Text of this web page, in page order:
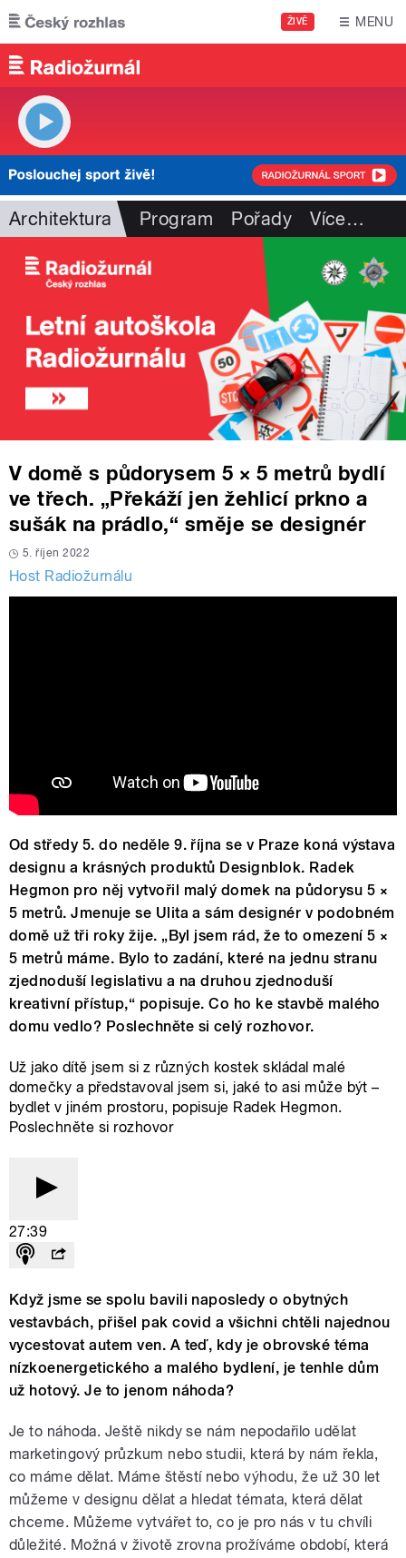
Přejít k hlavnímu obsahu
ŽIVĚ MENU
Architektura Program Pořady Více…
V domě s půdorysem 5 × 5 metrů bydlí
ve třech. „Překáží jen žehlicí prkno a
sušák na prádlo,“ směje se designér
5. říjen 2022
Host Radiožurnálu
Od středy 5. do neděle 9. října se v Praze koná výstava
designu a krásných produktů Designblok. Radek
Hegmon pro něj vytvořil malý domek na půdorysu 5 ×
5 metrů. Jmenuje se Ulita a sám designér v podobném
domě už tři roky žije. „Byl jsem rád, že to omezení 5 ×
5 metrů máme. Bylo to zadání, které na jednu stranu
zjednoduší legislativu a na druhou zjednoduší
kreativní přístup,“ popisuje. Co ho ke stavbě malého
domu vedlo? Poslechněte si celý rozhovor.
Už jako dítě jsem si z různých kostek skládal malé
domečky a představoval jsem si, jaké to asi může být –
bydlet v jiném prostoru, popisuje Radek Hegmon.
Poslechněte si rozhovor
27:39
Když jsme se spolu bavili naposledy o obytných
vestavbách, přišel pak covid a všichni chtěli najednou
vycestovat autem ven. A teď, kdy je obrovské téma
nízkoenergetického a malého bydlení, je tenhle dům
už hotový. Je to jenom náhoda?
Je to náhoda. Ještě nikdy se nám nepodařilo udělat
marketingový průzkum nebo studii, která by nám řekla,
co máme dělat. Máme štěstí nebo výhodu, že už 30 let
můžeme v designu dělat a hledat témata, která dělat
chceme. Můžeme vytvářet to, co je pro nás v tu chvíli
důležité. Možná v životě zrovna prožíváme období, která